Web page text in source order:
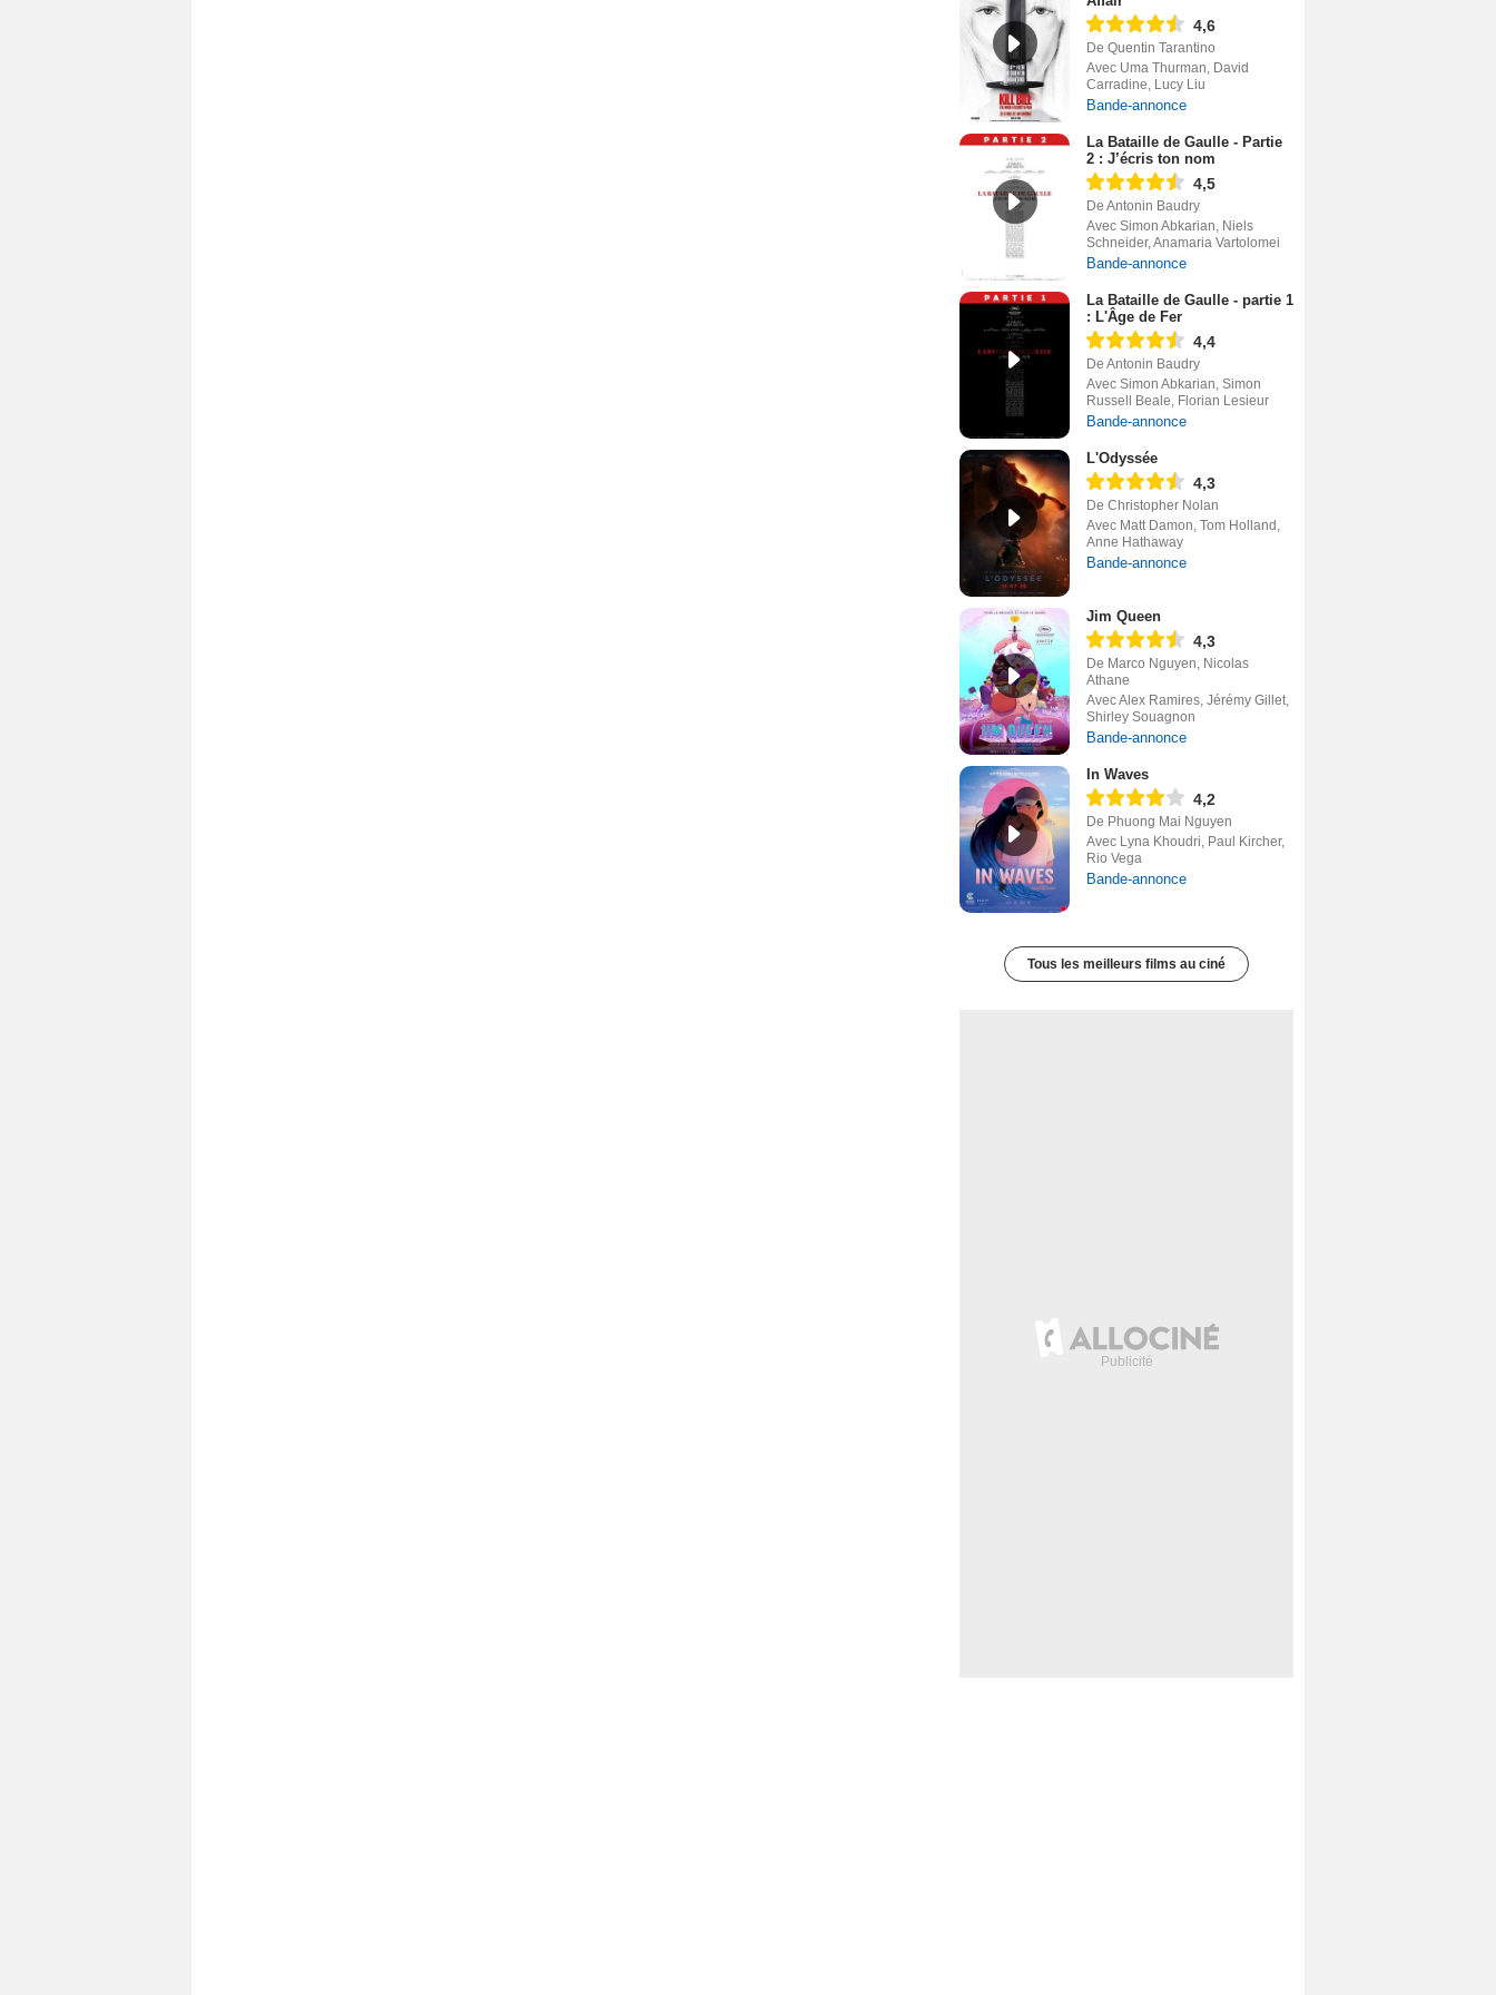
4,6
De Quentin Tarantino
Avec Uma Thurman, David
Carradine, Lucy Liu
Bande-annonce
La Bataille de Gaulle - Partie
2 : J’écris ton nom
4,5
De Antonin Baudry
Avec Simon Abkarian, Niels
Schneider, Anamaria Vartolomei
Bande-annonce
La Bataille de Gaulle - partie 1
: L'Âge de Fer
4,4
De Antonin Baudry
Avec Simon Abkarian, Simon
Russell Beale, Florian Lesieur
Bande-annonce
L'Odyssée
4,3
De Christopher Nolan
Avec Matt Damon, Tom Holland,
Anne Hathaway
Bande-annonce
Jim Queen
4,3
De Marco Nguyen, Nicolas
Athane
Avec Alex Ramires, Jérémy Gillet,
Shirley Souagnon
Bande-annonce
In Waves
4,2
De Phuong Mai Nguyen
Avec Lyna Khoudri, Paul Kircher,
Rio Vega
Bande-annonce
Tous les meilleurs films au ciné